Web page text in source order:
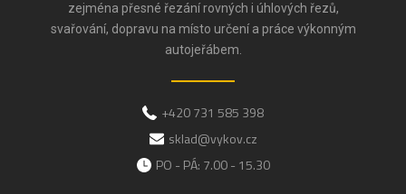
zejména přesné řezání rovných i úhlových řezů,
svařování, dopravu na místo určení a práce výkonným
autojeřábem.
+420 731 585 398
sklad@vykov.cz
PO - PÁ: 7.00 - 15.30